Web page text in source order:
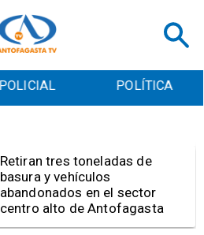
POLÍTICA CULTURA
Retiran tres toneladas de
basura y vehículos
abandonados en el sector
centro alto de Antofagasta